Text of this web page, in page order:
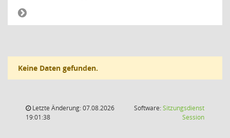
Keine Daten gefunden.
Letzte Änderung: 07.08.2026
19:01:38
Software:Sitzungsdienst
Session(Wird in